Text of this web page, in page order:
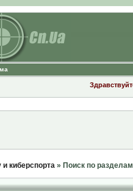
киберспорта» Поиск по